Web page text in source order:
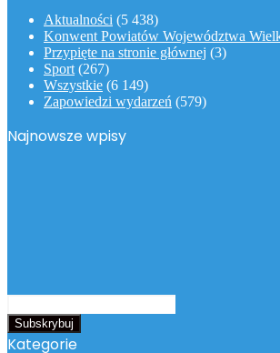
Aktualności (5 438)
Konwent Powiatów Województwa
Przypięte na stronie głównej (3)
Sport (267)
Wszystkie (6 149)
Zapowiedzi wydarzeń (579)
Najnowsze wpisy
swój
adres
Kategorie